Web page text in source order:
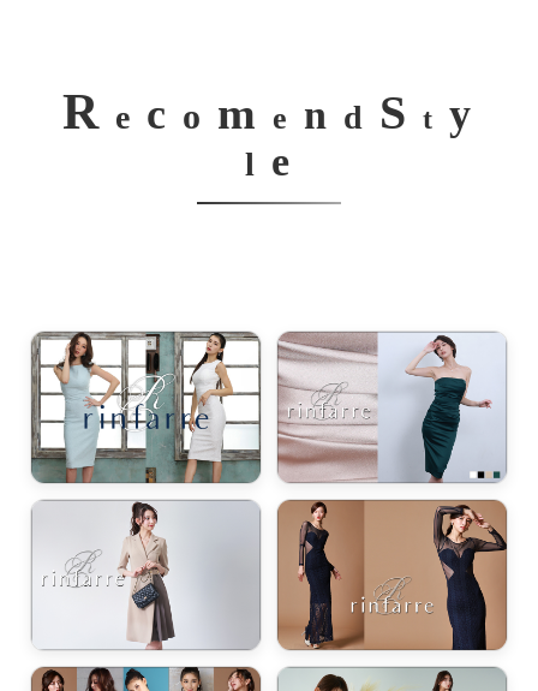
R e c o m e n d S t y
l e